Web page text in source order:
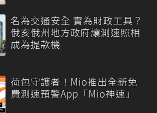
名為交通安全 實為財政工具？
俄亥俄州地方政府讓測速照相
成為提款機
荷包守護者！Mio推出全新免
費測速預警App「Mio神速」